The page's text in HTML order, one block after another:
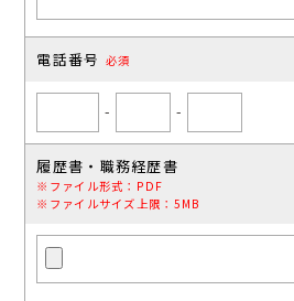
電話番号 必須
- -
履歴書・職務経歴書
※ファイル形式：PDF
※ファイルサイズ上限：5MB